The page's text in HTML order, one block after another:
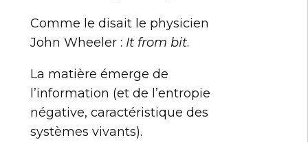
Comme le disait le physicien
John Wheeler : It from bit.
La matière émerge de
l’information (et de l’entropie
négative, caractéristique des
systèmes vivants).